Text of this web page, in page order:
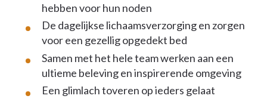
hebben voor hun noden
De dagelijkse lichaamsverzorging en zorgen
voor een gezellig opgedekt bed
Samen met het hele team werken aan een
ultieme beleving en inspirerende omgeving
Een glimlach toveren op ieders gelaat